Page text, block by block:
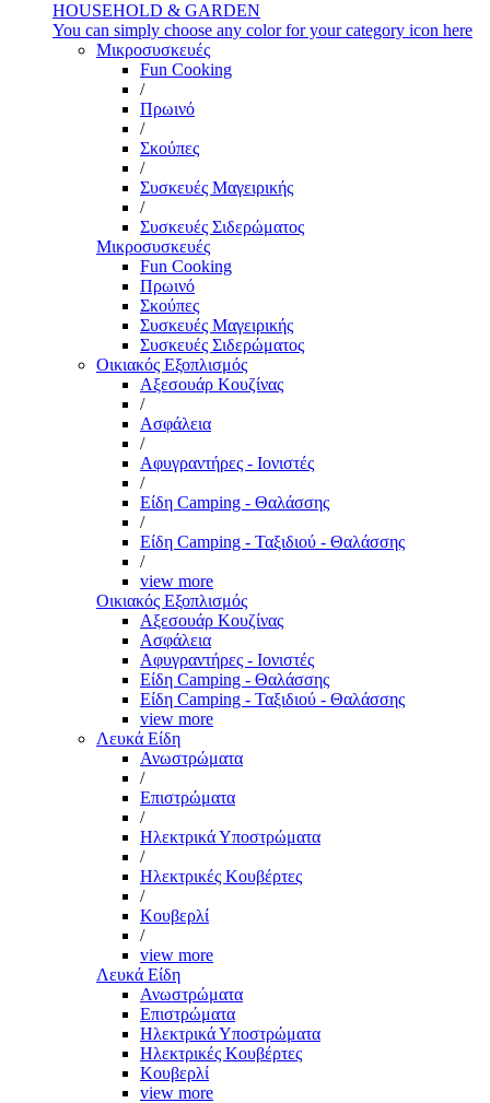
HOUSEHOLD & GARDEN
You can simply choose any color for your category icon here
Μικροσυσκευές
Fun Cooking
/
Πρωινό
/
Σκούπες
/
Συσκευές Μαγειρικής
/
Συσκευές Σιδερώματος
Μικροσυσκευές
Fun Cooking
Πρωινό
Σκούπες
Συσκευές Μαγειρικής
Συσκευές Σιδερώματος
Οικιακός Εξοπλισμός
Αξεσουάρ Κουζίνας
/
Ασφάλεια
/
Αφυγραντήρες - Ιονιστές
/
Είδη Camping - Θαλάσσης
/
Είδη Camping - Ταξιδιού - Θαλάσσης
/
view more
Οικιακός Εξοπλισμός
Αξεσουάρ Κουζίνας
Ασφάλεια
Αφυγραντήρες - Ιονιστές
Είδη Camping - Θαλάσσης
Είδη Camping - Ταξιδιού - Θαλάσσης
view more
Λευκά Είδη
Ανωστρώματα
/
Επιστρώματα
/
Ηλεκτρικά Υποστρώματα
/
Ηλεκτρικές Κουβέρτες
/
Κουβερλί
/
view more
Λευκά Είδη
Ανωστρώματα
Επιστρώματα
Ηλεκτρικά Υποστρώματα
Ηλεκτρικές Κουβέρτες
Κουβερλί
view more